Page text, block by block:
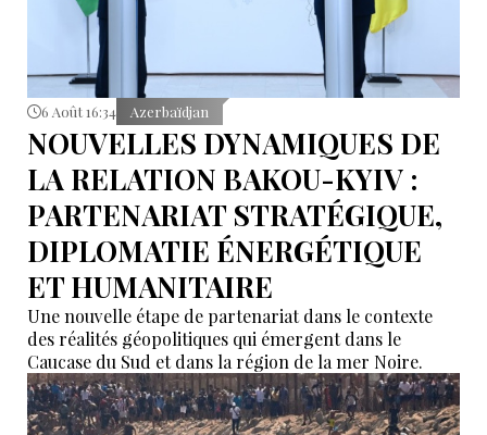
6 Août 16:34 Azerbaïdjan
NOUVELLES DYNAMIQUES DE
LA RELATION BAKOU-KYIV :
PARTENARIAT STRATÉGIQUE,
DIPLOMATIE ÉNERGÉTIQUE
ET HUMANITAIRE
Une nouvelle étape de partenariat dans le contexte
des réalités géopolitiques qui émergent dans le
Caucase du Sud et dans la région de la mer Noire.